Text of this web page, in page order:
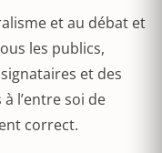
et au débat et
les publics,
et des
l’entre soi de
correct.